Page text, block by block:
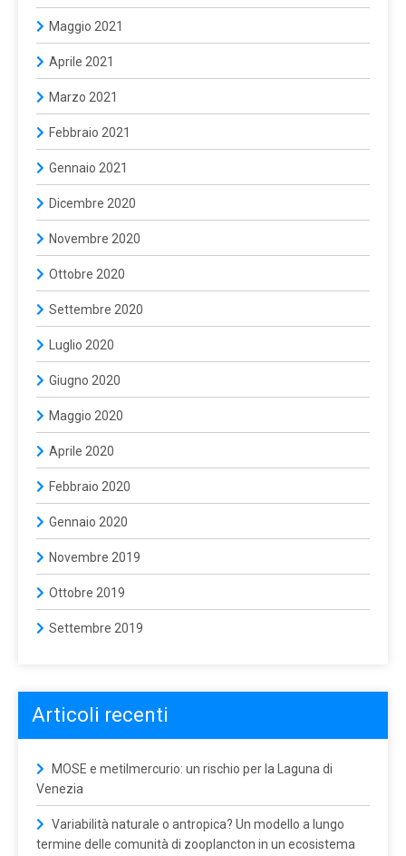
Maggio 2021
Aprile 2021
Marzo 2021
Febbraio 2021
Gennaio 2021
Dicembre 2020
Novembre 2020
Ottobre 2020
Settembre 2020
Luglio 2020
Giugno 2020
Maggio 2020
Aprile 2020
Febbraio 2020
Gennaio 2020
Novembre 2019
Ottobre 2019
Settembre 2019
Articoli recenti
MOSE e metilmercurio: un rischio per la Laguna di
Venezia
Variabilità naturale o antropica? Un modello a lungo
termine delle comunità di zooplancton in un ecosistema